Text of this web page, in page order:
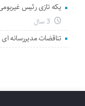
یکه تازی رئیس
3 سال
تناقضات مدیررسانه